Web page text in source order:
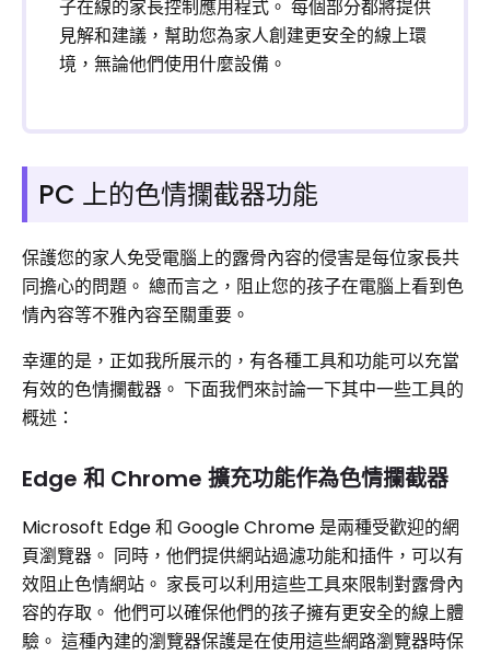
子在線的家長控制應用程式。 每個部分都將提供
見解和建議，幫助您為家人創建更安全的線上環
境，無論他們使用什麼設備。
PC 上的色情攔截器功能
保護您的家人免受電腦上的露骨內容的侵害是每位家長共
同擔心的問題。 總而言之，阻止您的孩子在電腦上看到色
情內容等不雅內容至關重要。
幸運的是，正如我所展示的，有各種工具和功能可以充當
有效的色情攔截器。 下面我們來討論一下其中一些工具的
概述：
Edge 和 Chrome 擴充功能作為色情攔截器
Microsoft Edge 和 Google Chrome 是兩種受歡迎的網
頁瀏覽器。 同時，他們提供網站過濾功能和插件，可以有
效阻止色情網站。 家長可以利用這些工具來限制對露骨內
容的存取。 他們可以確保他們的孩子擁有更安全的線上體
驗。 這種內建的瀏覽器保護是在使用這些網路瀏覽器時保